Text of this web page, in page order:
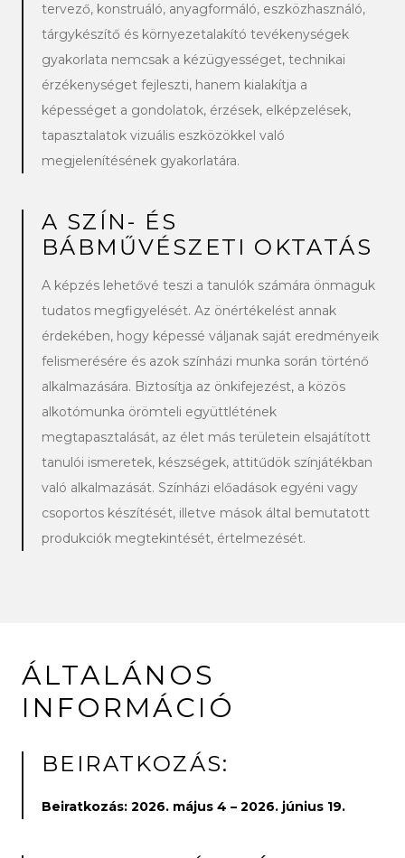
tervező, konstruáló, anyagformáló, eszközhasználó,
tárgykészítő és környezetalakító tevékenységek
gyakorlata nemcsak a kézügyességet, technikai
érzékenységet fejleszti, hanem kialakítja a
képességet a gondolatok, érzések, elképzelések,
tapasztalatok vizuális eszközökkel való
megjelenítésének gyakorlatára.
A SZÍN- ÉS
BÁBMŰVÉSZETI OKTATÁS
A képzés lehetővé teszi a tanulók számára önmaguk
tudatos megfigyelését. Az önértékelést annak
érdekében, hogy képessé váljanak saját eredményeik
felismerésére és azok színházi munka során történő
alkalmazására. Biztosítja az önkifejezést, a közös
alkotómunka örömteli együttlétének
megtapasztalását, az élet más területein elsajátított
tanulói ismeretek, készségek, attitűdök színjátékban
való alkalmazását. Színházi előadások egyéni vagy
csoportos készítését, illetve mások által bemutatott
produkciók megtekintését, értelmezését.
ÁLTALÁNOS
INFORMÁCIÓ
BEIRATKOZÁS:
Beiratkozás: 2026. május 4 – 2026. június 19.